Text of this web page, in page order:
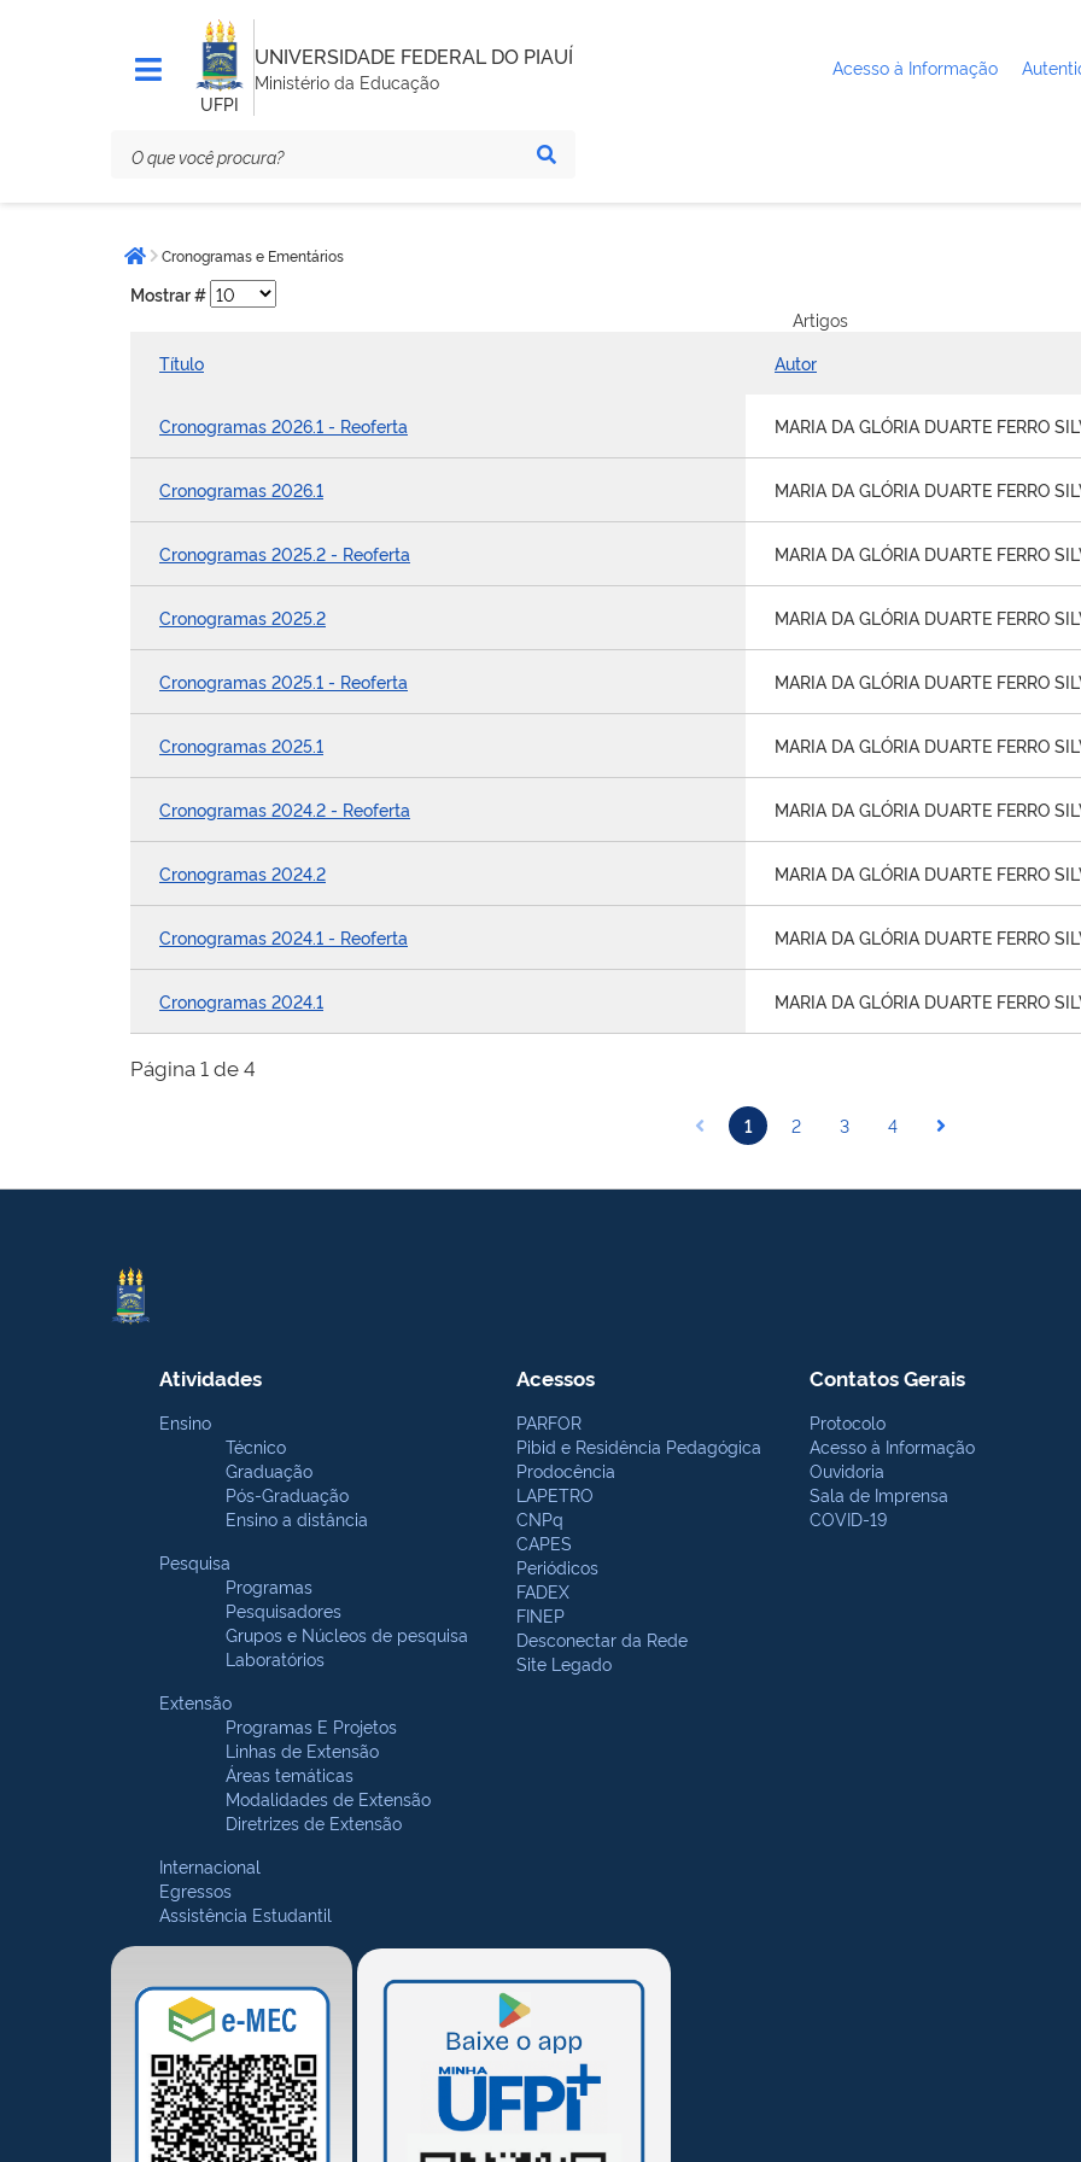
UFPI
UNIVERSIDADE FEDERAL DO PIAUÍ
Ministério da Educação
Acesso à Informação
estáPágina inicial
Cronogramas e Ementários
Mostrar #
Artigos
Título
Autor
Cronogramas 2026.1 - Reoferta MARIA DA GLÓRIA DUARTE FERRO
Cronogramas 2026.1 MARIA DA GLÓRIA DUARTE FERRO
Cronogramas 2025.2 - Reoferta MARIA DA GLÓRIA DUARTE FERRO
Cronogramas 2025.2 MARIA DA GLÓRIA DUARTE FERRO
Cronogramas 2025.1 - Reoferta MARIA DA GLÓRIA DUARTE FERRO
Cronogramas 2025.1 MARIA DA GLÓRIA DUARTE FERRO
Cronogramas 2024.2 - Reoferta MARIA DA GLÓRIA DUARTE FERRO
Cronogramas 2024.2 MARIA DA GLÓRIA DUARTE FERRO
Cronogramas 2024.1 - Reoferta MARIA DA GLÓRIA DUARTE FERRO
Cronogramas 2024.1 MARIA DA GLÓRIA DUARTE FERRO
Página 1 de 4
1 2 3 4
Atividades
Ensino
Técnico
Graduação
Pós-Graduação
Ensino a distância
Pesquisa
Programas
Pesquisadores
Grupos e Núcleos de pesquisa
Laboratórios
Extensão
Programas E Projetos
Linhas de Extensão
Áreas temáticas
Modalidades de Extensão
Diretrizes de Extensão
Internacional
Egressos
Assistência Estudantil
Acessos
PARFOR
Pibid e Residência Pedagógica
Prodocência
LAPETRO
CNPq
CAPES
Periódicos
FADEX
FINEP
Desconectar da Rede
Site Legado
Contatos Gerais
Protocolo
Acesso à Informação
Ouvidoria
Sala de Imprensa
COVID-19